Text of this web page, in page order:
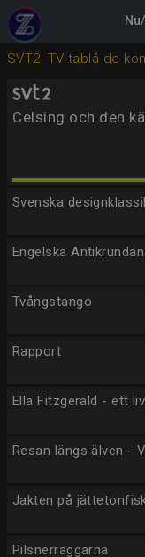
SVT2: TV-tablå de
Celsing och den
Svenska
Engelska Antikrundan
Tvångstango
Rapport
Ella Fitzgerald - ett
Resan längs älven -
Jakten på
Pilsnerraggarna